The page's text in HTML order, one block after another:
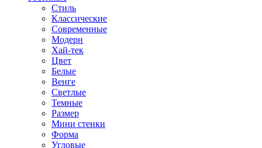
Стиль
Классические
Современные
Модерн
Хай-тек
Цвет
Белые
Венге
Светлые
Темные
Размер
Мини стенки
Форма
Угловые